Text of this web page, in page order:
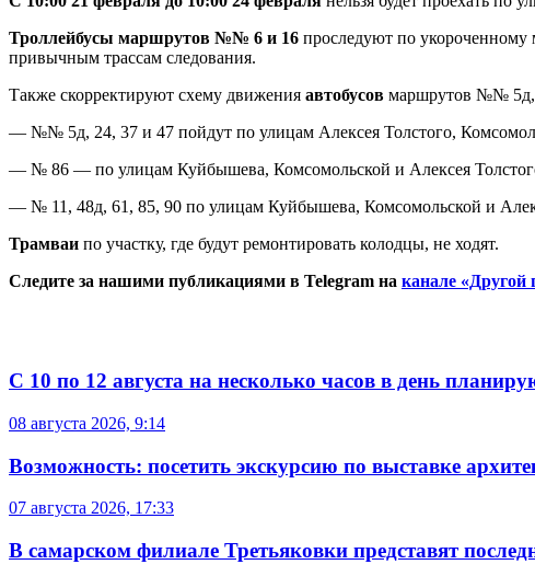
Троллейбусы маршрутов №№ 6 и 16 проследуют по укороченному
привычным трассам следования.
Также скорректируют схему движения автобусов маршрутов №№ 5д,
— №№ 5д, 24, 37 и 47 пойдут по улицам Алексея Толстого,
— № 86 — по улицам Куйбышева, Комсомольской и Алексея
— № 11, 48д, 61, 85, 90 по улицам Куйбышева, Комсомольской и
Трамваи по участку, где будут ремонтировать колодцы, не ходят.
Следите за нашими публикациями в Telegram на канале «Другой
С 10 по 12 августа на несколько часов в день
08 августа 2026, 9:14
Возможность: посетить экскурсию по выставке
07 августа 2026, 17:33
В самарском филиале Третьяковки представят